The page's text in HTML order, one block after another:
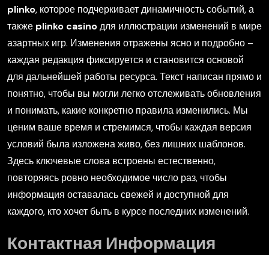
plinko, которое подчеркивает динамичность событий, а
также plinko casinoдля иллюстрации изменений в мире
азартных игр. Изменения отражены ясно и подробно –
каждая редакция фиксируется и становится основой
для дальнейшей работы ресурса. Текст написан прямо и
понятно, чтобы вы могли легко отслеживать обновления
и понимать, какие конкретно правила изменились. Мы
ценим ваше время и стремимся, чтобы каждая версия
условий была изложена живо, без лишних шаблонов.
Здесь ключевые слова встроены естественно,
повторяясь ровно необходимое число раз, чтобы
информация оставалась свежей и доступной для
каждого, кто хочет быть в курсе последних изменений.
Контактная Информация